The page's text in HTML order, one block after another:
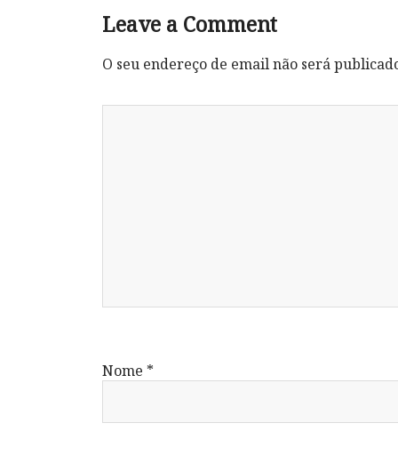
Leave a Comment
O seu endereço de email não será
Nome *